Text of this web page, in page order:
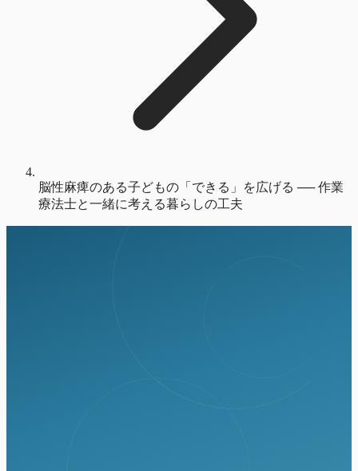
脳性麻痺のある子どもの「できる」を広げる ── 作業
療法士と一緒に考える暮らしの工夫